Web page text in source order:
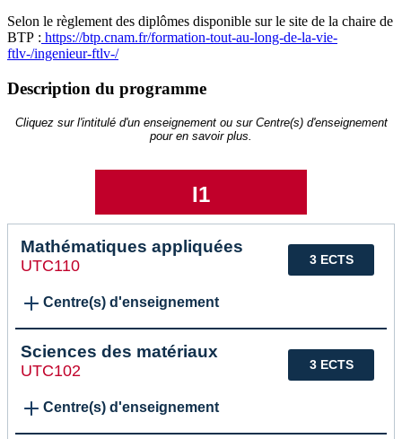
Selon le règlement des diplômes disponible sur le site de la chaire de
BTP : https://btp.cnam.fr/formation-tout-au-long-de-la-vie-
ftlv-/ingenieur-ftlv-/
Description du programme
Cliquez sur l'intitulé d'un enseignement ou sur Centre(s) d'enseignement
pour en savoir plus.
I1
3 ECTS
Mathématiques appliquées
UTC110
Centre(s) d'enseignement
3 ECTS
Sciences des matériaux
UTC102
Centre(s) d'enseignement